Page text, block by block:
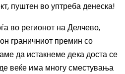
пуштен во уптреба денеска!
во регионот на Делчево,
граничниот премин со
да истакнеме дека доста се
веќе има многу сместувања